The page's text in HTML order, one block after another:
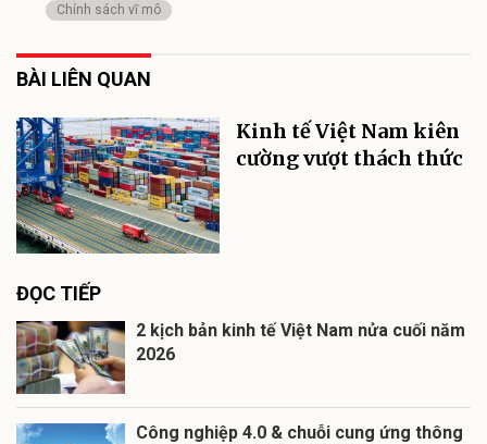
Chính sách vĩ mô
BÀI LIÊN QUAN
Kinh tế Việt Nam kiên
cường vượt thách thức
ĐỌC TIẾP
2 kịch bản kinh tế Việt Nam nửa cuối năm
2026
Công nghiệp 4.0 & chuỗi cung ứng thông